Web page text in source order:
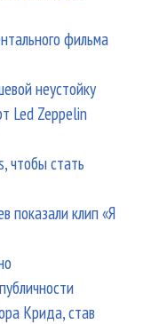
фильма
неустойку
Led Zeppelin
чтобы стать
показали клип «Я
Крида, став